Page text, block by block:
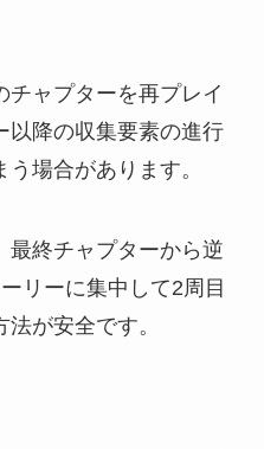
チャプターを再プレイ
以降の収集要素の進行
場合があります。
最終チャプターから逆
リーに集中して2周目
が安全です。